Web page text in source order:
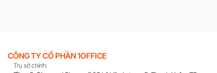
CÔNG TY CỔ PHẦN 1OFFICE
Trụ sở chính: